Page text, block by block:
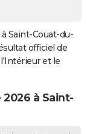
Saint-Couat-du-
officiel de
et le
à Saint-